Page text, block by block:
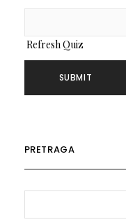
Refresh Quiz
PRETRAGA